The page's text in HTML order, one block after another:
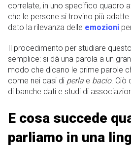
correlate, in uno specifico quadro
che le persone si trovino più
dato la rilevanza delle emozioni
Il procedimento per studiare
semplice: si dà una parola a un
modo che dicano le prime parole
come nei casi di perla e bacio. Ciò
di banche dati e studi di
E cosa succede
parliamo in una